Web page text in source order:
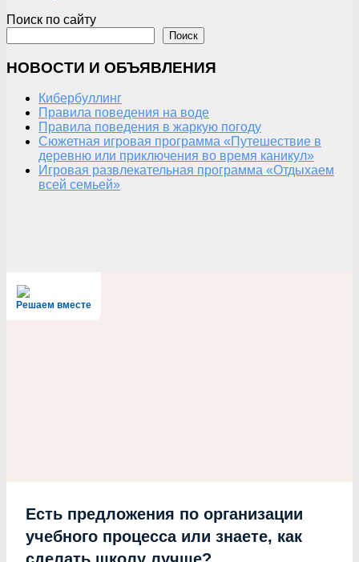
Поиск по сайту
Поиск
НОВОСТИ И ОБЪЯВЛЕНИЯ
Кибербуллинг
Правила поведения на воде
Правила поведения в жаркую погоду
Сюжетная игровая программа «Путешествие в
деревню или приключения во время каникул»
Игровая развлекательная программа «Отдыхаем
всей семьей»
Решаем вместе
Есть предложения по организации
учебного процесса или знаете, как